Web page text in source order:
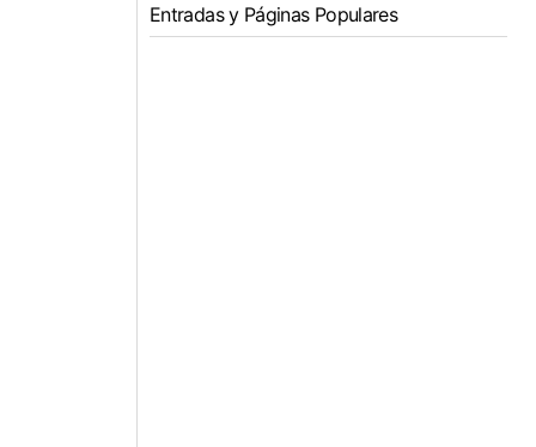
Entradas y Páginas Populares